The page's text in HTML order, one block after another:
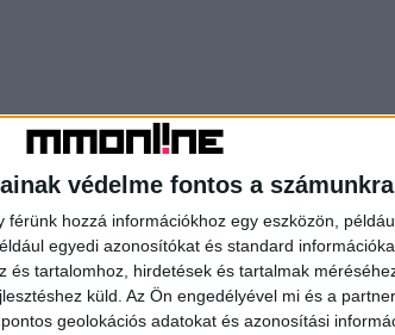
védelme fontos a számunkra
hozzá információkhoz egy eszközön,
egyedi azonosítókat és standard
és tartalomhoz, hirdetések és tartalmak
küld. Az Ön engedélyével mi és a
geolokációs adatokat és azonosítási